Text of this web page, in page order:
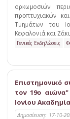
ορκωμοσιών
προπτυχιακών
Τμημάτων του
Κεφαλονιά και
Γενικές Εκδηλώσεις
Επιστημονικό
τον 19ο
Ιονίου
Δημοσίευση: 17-10-